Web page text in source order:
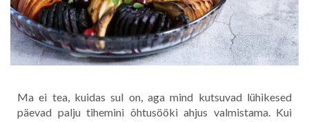
Ma ei tea, kuidas sul on, aga mind kutsuvad lühikesed
päevad palju tihemini õhtusööki ahjus valmistama. Kui